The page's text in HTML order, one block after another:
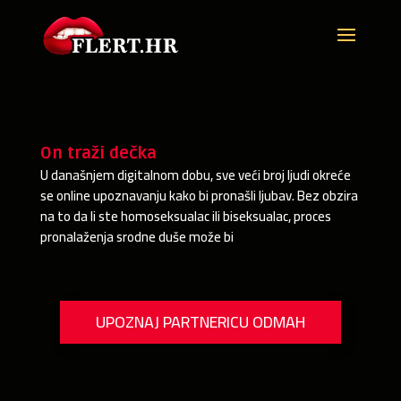
On traži dečka
U današnjem digitalnom dobu, sve veći broj ljudi okreće
se online upoznavanju kako bi pronašli ljubav. Bez obzira
na to da li ste homoseksualac ili biseksualac, proces
pronalaženja srodne duše može bi
UPOZNAJ PARTNERICU ODMAH